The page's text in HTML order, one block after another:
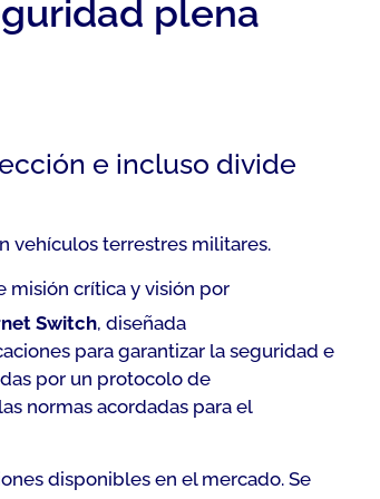
plena
e incluso divide
vehículos terrestres militares.
misión crítica y visión por
Switch, diseñada
para garantizar la seguridad e
por un protocolo de
normas acordadas para el
disponibles en el mercado. Se